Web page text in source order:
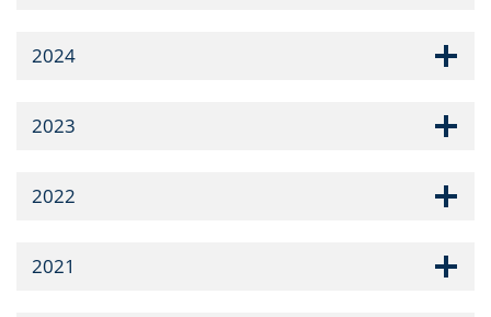
2024
2023
2022
2021